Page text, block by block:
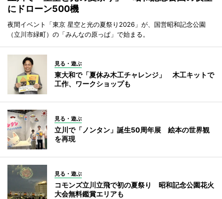
にドローン500機
夜間イベント「東京 星空と光の夏祭り2026」が、国営昭和記念公園
（立川市緑町）の「みんなの原っぱ」で始まる。
見る・遊ぶ
東大和で「夏休み木工チャレンジ」 木工キットで
工作、ワークショップも
見る・遊ぶ
立川で「ノンタン」誕生50周年展 絵本の世界観
を再現
見る・遊ぶ
コモンズ立川立飛で初の夏祭り 昭和記念公園花火
大会無料鑑賞エリアも